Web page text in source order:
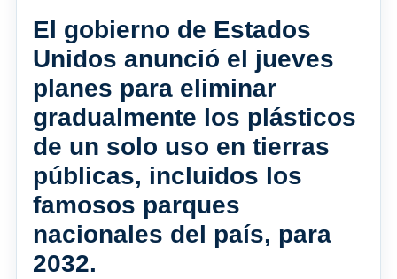
El gobierno de Estados
Unidos anunció el jueves
planes para eliminar
gradualmente los plásticos
de un solo uso en tierras
públicas, incluidos los
famosos parques
nacionales del país, para
2032.